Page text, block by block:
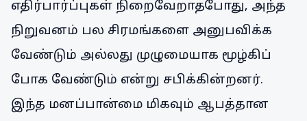
எதிர்பார்ப்புகள் நிறைவேறாதபோது, அந்த
நிறுவனம் பல சிரமங்களை அனுபவிக்க
வேண்டும் அல்லது முழுமையாக மூழ்கிப்
போக வேண்டும் என்று சபிக்கின்றனர்.
இந்த மனப்பான்மை மிகவும் ஆபத்தான